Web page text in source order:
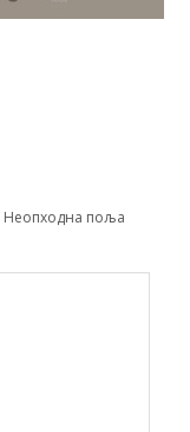
Неопходна поља